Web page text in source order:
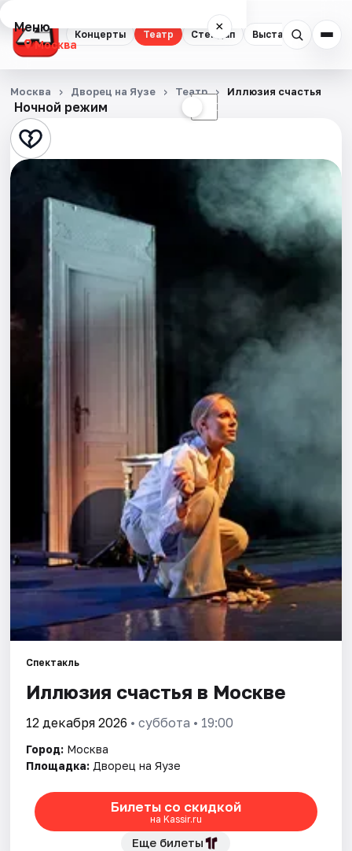
Концерты Театр Стендап Выставки
Меню ×
Москва
Концерты
Театр
Стендап
Выставки
Квесты
Экскурсии
События
Площадки
Рейтинги
Ночной режим ☾
Москва Дворец на Яузе Театр Иллюзия счастья
Спектакль
Иллюзия счастья в Москве
12 декабря 2026 • суббота • 19:00
Город: Москва
Площадка: Дворец на Яузе
Билеты со скидкой
на Kassir.ru
Еще билеты